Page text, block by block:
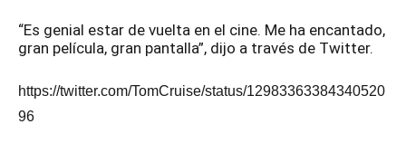
“Es genial estar de vuelta en el cine. Me ha encantado,
gran película, gran pantalla”, dijo a través de Twitter.
https://twitter.com/TomCruise/status/12983363384340520
96